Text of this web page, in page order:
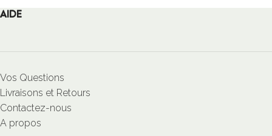
AIDE
Vos Questions
Livraisons et Retours
Contactez-nous
A propos